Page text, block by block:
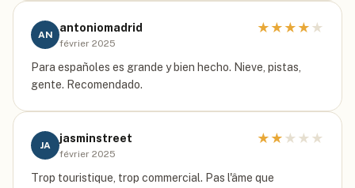
AN
antoniomadrid
février 2025
★ ★ ★ ★ ★
Para españoles es grande y bien hecho. Nieve, pistas,
gente. Recomendado.
JA
jasminstreet
février 2025
★ ★ ★ ★ ★
Trop touristique, trop commercial. Pas l'âme que